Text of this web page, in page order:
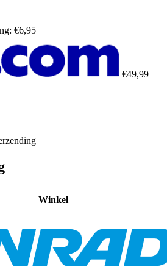
€6,95
€49,99
Winkel